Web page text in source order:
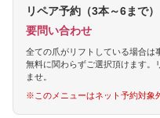
リペア予約（3本～6まで）
要問い合わせ
全ての爪がリフトしている場合は
無料に関わらずご選択頂けます。
ませ。
※このメニューはネット予約対象